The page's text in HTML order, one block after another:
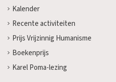
Kalender
Recente activiteiten
Prijs Vrijzinnig Humanisme
Boekenprijs
Karel Poma-lezing